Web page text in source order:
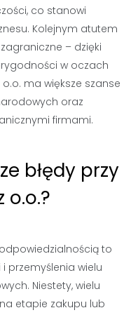
co stanowi
Kolejnym atutem
– dzięki
w oczach
ma większe szanse
oraz
firmami.
błędy przy
o.o.?
to
przemyślenia wielu
Niestety, wielu
etapie zakupu lub